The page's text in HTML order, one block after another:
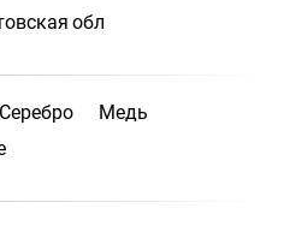
обл
Серебро
Медь